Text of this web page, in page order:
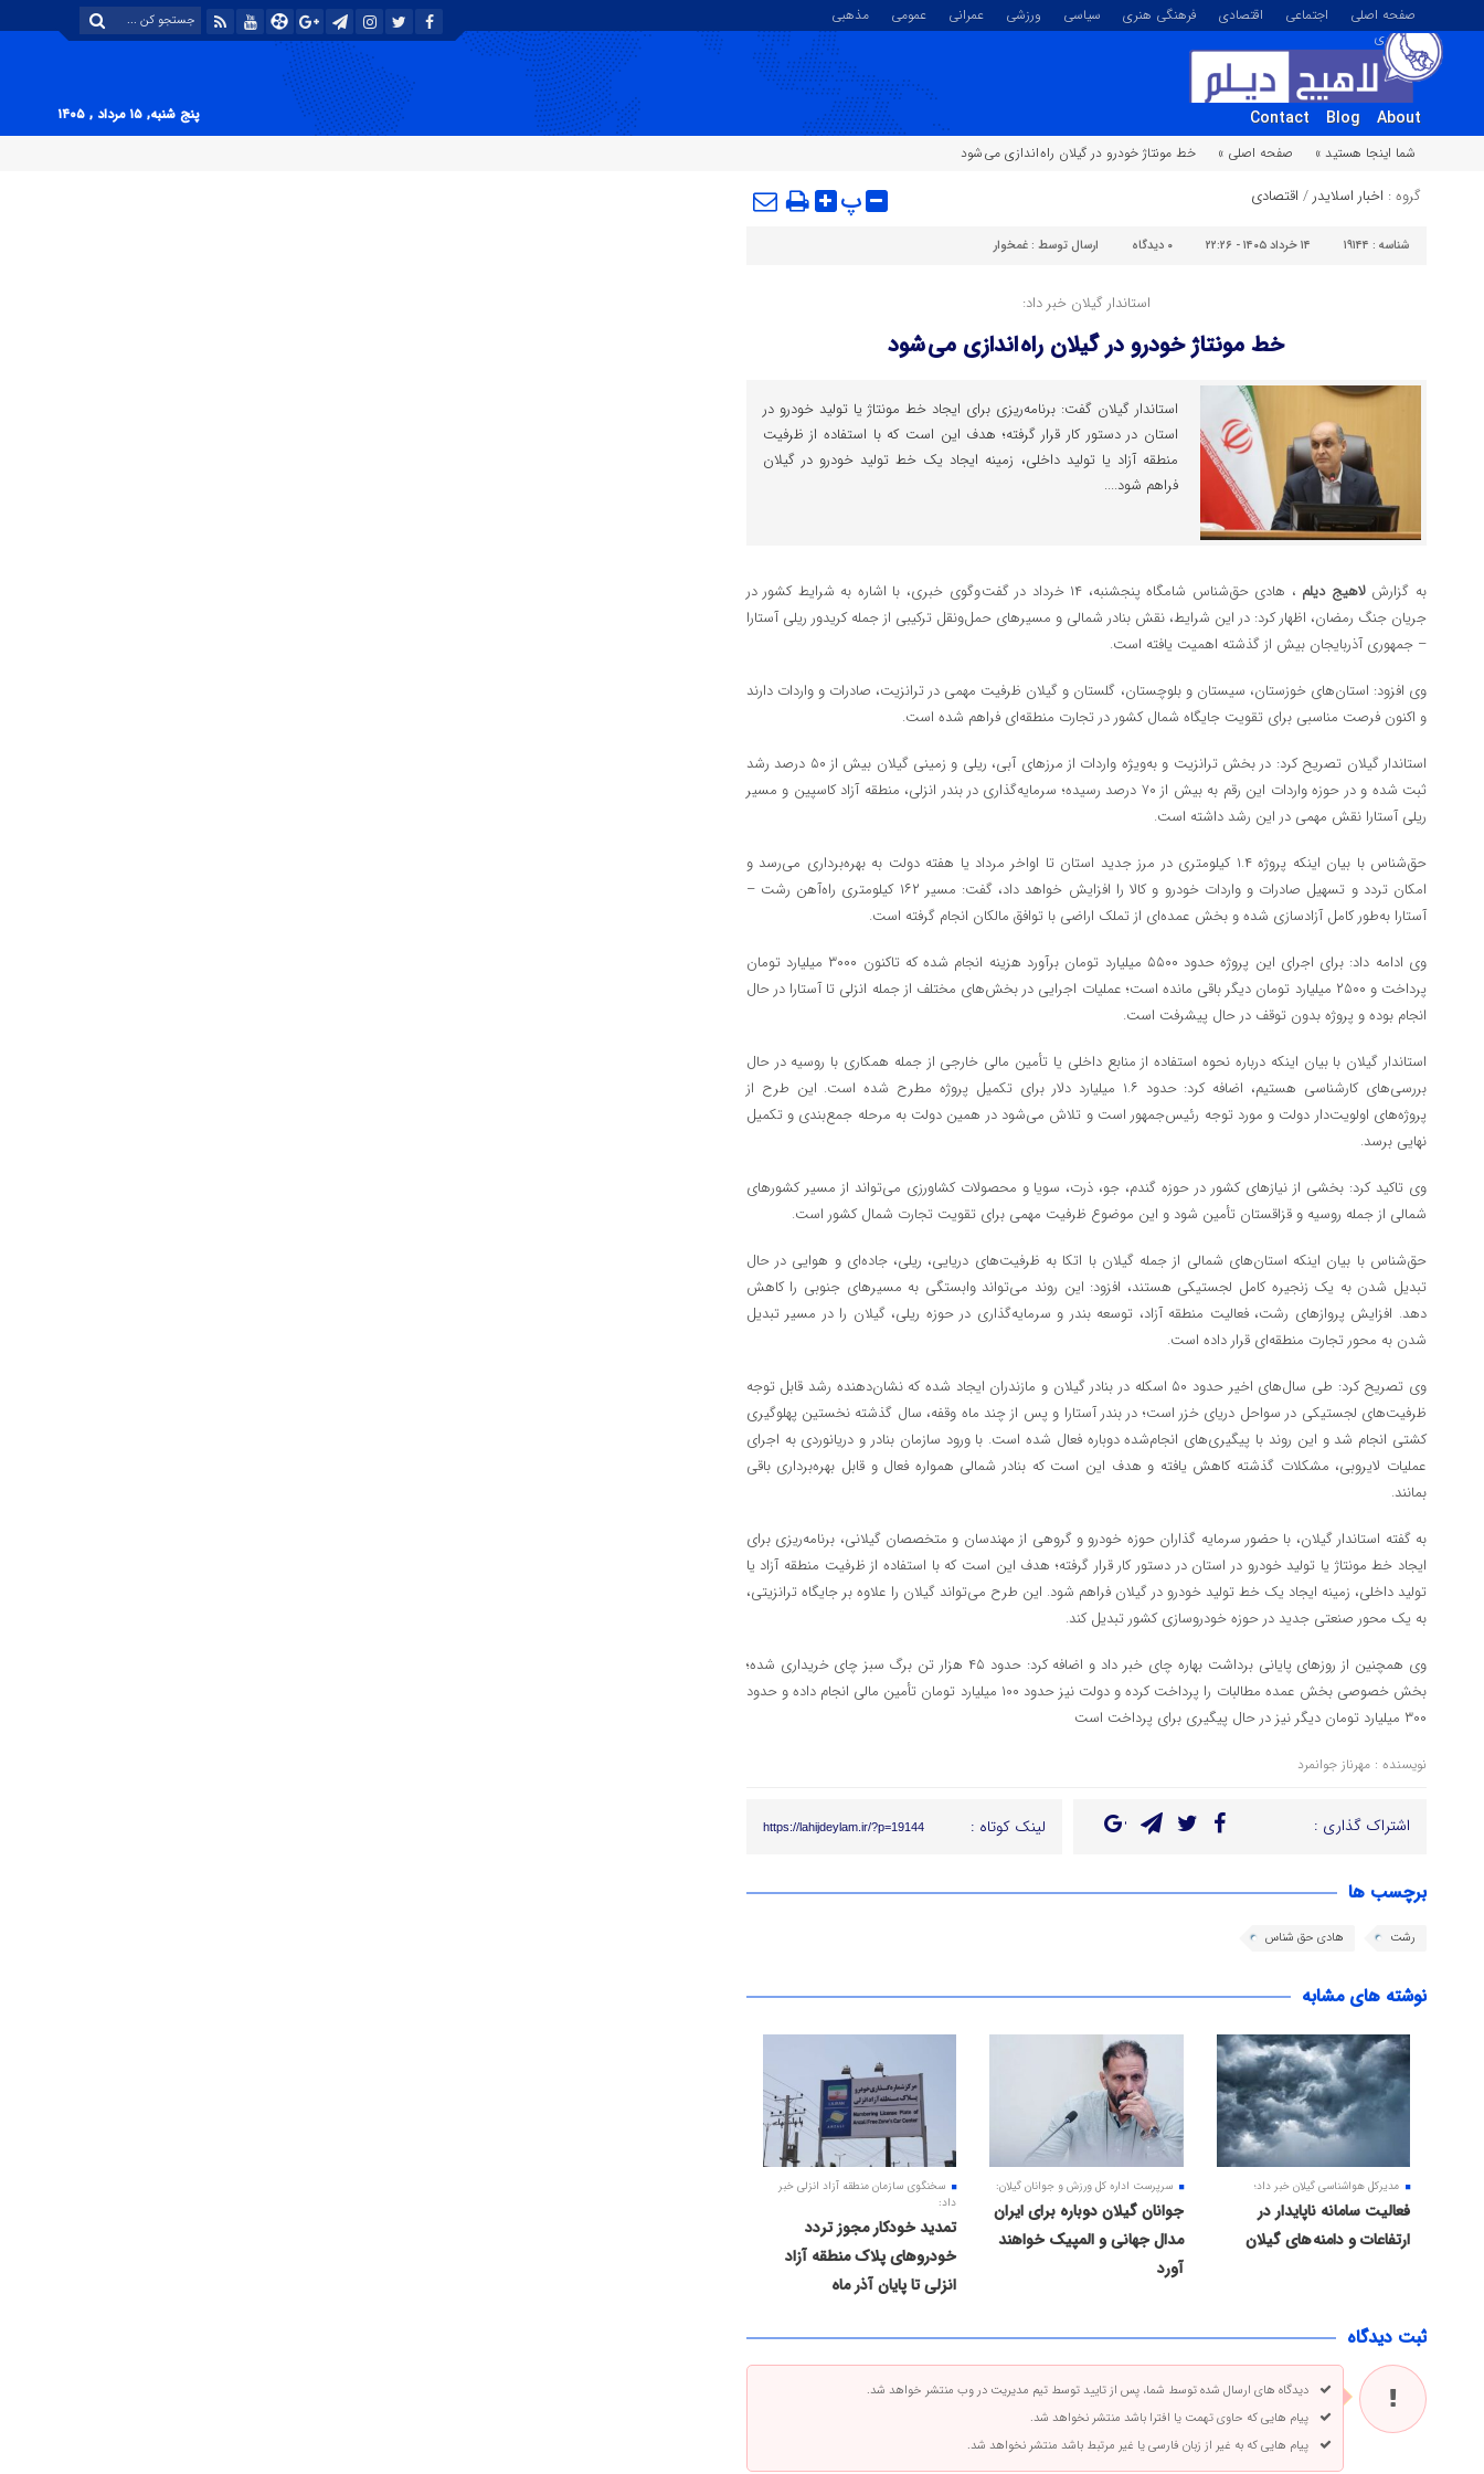
صفحه اصلی اجتماعی اقتصادی فرهنگی هنری سیاسی ورزشی عمرانی عمومی
مذهبی
تصویری
About
Blog
Contact
پنج شنبه, ۱۵ مرداد , ۱۴۰۵
شما اینجا هستید »
صفحه اصلی » خط مونتاژ خودرو در گیلان راه اندازی می شود
گروه : اخبار اسلایدر / اقتصادی پ
شناسه : ۱۹۱۴۴ ۱۴ خرداد ۱۴۰۵ - ۲۲:۲۶ ۰ دیدگاه ارسال توسط : غمخوار
استاندار گیلان خبر داد:
خط مونتاژ خودرو در گیلان راه اندازی می شود
استاندار گیلان گفت: برنامه‌ریزی برای ایجاد خط مونتاژ یا تولید خودرو در
استان در دستور کار قرار گرفته؛ هدف این است که با استفاده از ظرفیت
منطقه آزاد یا تولید داخلی، زمینه ایجاد یک خط تولید خودرو در گیلان
فراهم شود....
به گزارشلاهیج دیلم
، هادی حق شناس شامگاه پنجشنبه، ۱۴ خرداد در گفت وگوی خبری، با اشاره به شرایط کشور در
جریان جنگ رمضان، اظهار کرد: در این شرایط، نقش بنادر شمالی و مسیرهای حمل‌ونقل ترکیبی از جمله کریدور ریلی آستارا
– جمهوری آذربایجان بیش از گذشته اهمیت یافته است.
وی افزود: استان‌های خوزستان، سیستان و بلوچستان، گلستان و گیلان ظرفیت مهمی در ترانزیت، صادرات و واردات دارند
و اکنون فرصت مناسبی برای تقویت جایگاه شمال کشور در تجارت منطقه‌ای فراهم شده است.
استاندار گیلان تصریح کرد: در بخش ترانزیت و به‌ویژه واردات از مرزهای آبی، ریلی و زمینی گیلان بیش از ۵۰ درصد رشد
ثبت شده و در حوزه واردات این رقم به بیش از ۷۰ درصد رسیده؛ سرمایه‌گذاری در بندر انزلی، منطقه آزاد کاسپین و مسیر
ریلی آستارا نقش مهمی در این رشد داشته است.
حق شناس با بیان اینکه پروژه ۱.۴ کیلومتری در مرز جدید استان تا اواخر مرداد یا هفته دولت به بهره‌برداری می‌رسد و
امکان تردد و تسهیل صادرات و واردات خودرو و کالا را افزایش خواهد داد، گفت: مسیر ۱۶۲ کیلومتری راه‌آهن رشت –
آستارا به‌طور کامل آزادسازی شده و بخش عمده‌ای از تملک اراضی با توافق مالکان انجام گرفته است.
وی ادامه داد: برای اجرای این پروژه حدود ۵۵۰۰ میلیارد تومان برآورد هزینه انجام شده که تاکنون ۳۰۰۰ میلیارد تومان
پرداخت و ۲۵۰۰ میلیارد تومان دیگر باقی مانده است؛ عملیات اجرایی در بخش‌های مختلف از جمله انزلی تا آستارا در حال
انجام بوده و پروژه بدون توقف در حال پیشرفت است.
استاندار گیلان با بیان اینکه درباره نحوه استفاده از منابع داخلی یا تأمین مالی خارجی از جمله همکاری با روسیه در حال
بررسی‌های کارشناسی هستیم، اضافه کرد: حدود ۱.۶ میلیارد دلار برای تکمیل پروژه مطرح شده است. این طرح از
پروژه‌های اولویت‌دار دولت و مورد توجه رئیس‌جمهور است و تلاش می‌شود در همین دولت به مرحله جمع‌بندی و تکمیل
نهایی برسد.
وی تاکید کرد: بخشی از نیازهای کشور در حوزه گندم، جو، ذرت، سویا و محصولات کشاورزی می‌تواند از مسیر کشورهای
شمالی از جمله روسیه و قزاقستان تأمین شود و این موضوع ظرفیت مهمی برای تقویت تجارت شمال کشور است.
حق شناس با بیان اینکه استان‌های شمالی از جمله گیلان با اتکا به ظرفیت‌های دریایی، ریلی، جاده‌ای و هوایی در حال
تبدیل شدن به یک زنجیره کامل لجستیکی هستند، افزود: این روند می‌تواند وابستگی به مسیرهای جنوبی را کاهش
دهد. افزایش پروازهای رشت، فعالیت منطقه آزاد، توسعه بندر و سرمایه‌گذاری در حوزه ریلی، گیلان را در مسیر تبدیل
شدن به محور تجارت منطقه‌ای قرار داده است.
وی تصریح کرد: طی سال‌های اخیر حدود ۵۰ اسکله در بنادر گیلان و مازندران ایجاد شده که نشان‌دهنده رشد قابل توجه
ظرفیت‌های لجستیکی در سواحل دریای خزر است؛ در بندر آستارا و پس از چند ماه وقفه، سال گذشته نخستین پهلوگیری
کشتی انجام شد و این روند با پیگیری‌های انجام‌شده دوباره فعال شده است. با ورود سازمان بنادر و دریانوردی به اجرای
عملیات لایروبی، مشکلات گذشته کاهش یافته و هدف این است که بنادر شمالی همواره فعال و قابل بهره‌برداری باقی
بمانند.
به گفته استاندار گیلان، با حضور سرمایه گذاران حوزه خودرو و گروهی از مهندسان و متخصصان گیلانی، برنامه‌ریزی برای
ایجاد خط مونتاژ یا تولید خودرو در استان در دستور کار قرار گرفته؛ هدف این است که با استفاده از ظرفیت منطقه آزاد یا
تولید داخلی، زمینه ایجاد یک خط تولید خودرو در گیلان فراهم شود. این طرح می‌تواند گیلان را علاوه بر جایگاه ترانزیتی،
به یک محور صنعتی جدید در حوزه خودروسازی کشور تبدیل کند.
وی همچنین از روزهای پایانی برداشت بهاره چای خبر داد و اضافه کرد: حدود ۴۵ هزار تن برگ سبز چای خریداری شده؛
بخش خصوصی بخش عمده مطالبات را پرداخت کرده و دولت نیز حدود ۱۰۰ میلیارد تومان تأمین مالی انجام داده و حدود
۳۰۰ میلیارد تومان دیگر نیز در حال پیگیری برای پرداخت است
نویسنده : مهرناز جوانمرد
اشتراک گذاری : لینک کوتاه : https://lahijdeylam.ir/?p=19144
برچسب ها
رشت هادی حق شناس
نوشته های مشابه
مدیرکل هواشناسی گیلان خبر داد؛
فعالیت سامانه ناپایدار در
ارتفاعات و دامنه های گیلان
سرپرست اداره کل ورزش و جوانان گیلان:
جوانان گیلان دوباره برای ایران
مدال جهانی و المپیک خواهند
آورد
سخنگوی سازمان منطقه آزاد انزلی خبر
داد:
تمدید خودکار مجوز تردد
خودروهای پلاک منطقه آزاد
انزلی تا پایان آذر ماه
ثبت دیدگاه
دیدگاه های ارسال شده توسط شما، پس از تایید توسط تیم مدیریت در وب منتشر خواهد شد.
پیام هایی که حاوی تهمت یا افترا باشد منتشر نخواهد شد.
پیام هایی که به غیر از زبان فارسی یا غیر مرتبط باشد منتشر نخواهد شد.